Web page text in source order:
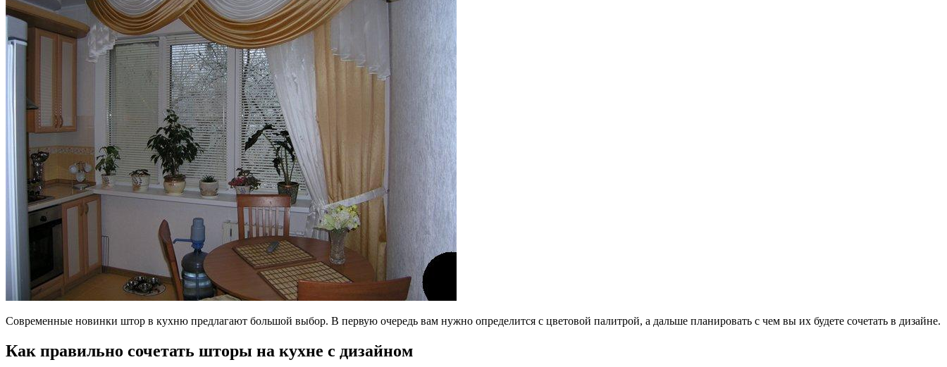
Современные новинки штор в кухню предлагают большой выбор. В первую очередь вам нужно определится с цветовой палитрой, а дальше планировать с чем вы их будете сочетать в дизайне.
Как правильно сочетать шторы на кухне с дизайном